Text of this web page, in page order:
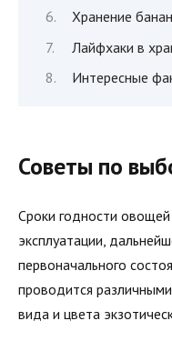
Хранение
Лайфхаки в
Интересные
Советы по
Сроки годности овощей
эксплуатации,
первоначального
проводится
вида и цвета